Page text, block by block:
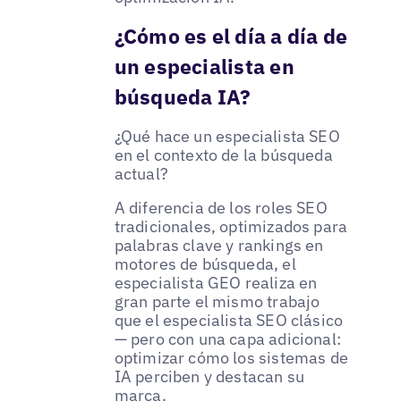
¿Cómo es el día a día de
un especialista en
búsqueda IA?
¿Qué hace un especialista SEO
en el contexto de la búsqueda
actual?
A diferencia de los roles SEO
tradicionales, optimizados para
palabras clave y rankings en
motores de búsqueda, el
especialista GEO realiza en
gran parte el mismo trabajo
que el especialista SEO clásico
— pero con una capa adicional:
optimizar cómo los sistemas de
IA perciben y destacan su
marca.